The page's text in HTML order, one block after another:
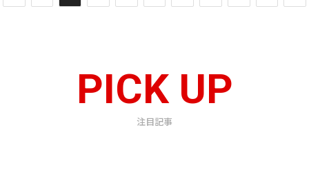
PICK UP
注目記事